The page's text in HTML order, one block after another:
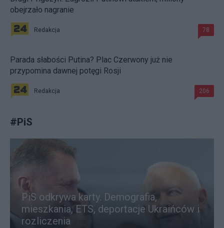
obejrzało nagranie
Redakcja 78
Parada słabości Putina? Plac Czerwony już nie
przypomina dawnej potęgi Rosji
Redakcja 206
#PiS
PiS odkrywa karty. Demografia,
mieszkania, ETS, deportacje Ukraińców i
rozliczenia